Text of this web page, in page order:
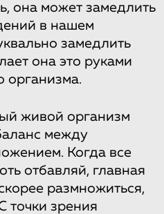
она может замедлить
в нашем
замедлить
она это руками
организма.
живой организм
между
Когда все
отбавляй, главная
размножиться,
точки зрения